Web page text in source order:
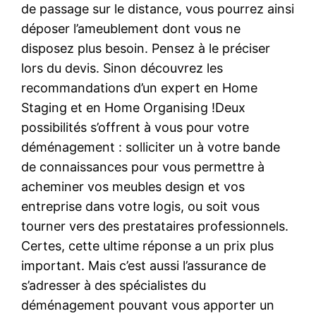
de passage sur le distance, vous pourrez ainsi
déposer l’ameublement dont vous ne
disposez plus besoin. Pensez à le préciser
lors du devis. Sinon découvrez les
recommandations d’un expert en Home
Staging et en Home Organising !Deux
possibilités s’offrent à vous pour votre
déménagement : solliciter un à votre bande
de connaissances pour vous permettre à
acheminer vos meubles design et vos
entreprise dans votre logis, ou soit vous
tourner vers des prestataires professionnels.
Certes, cette ultime réponse a un prix plus
important. Mais c’est aussi l’assurance de
s’adresser à des spécialistes du
déménagement pouvant vous apporter un